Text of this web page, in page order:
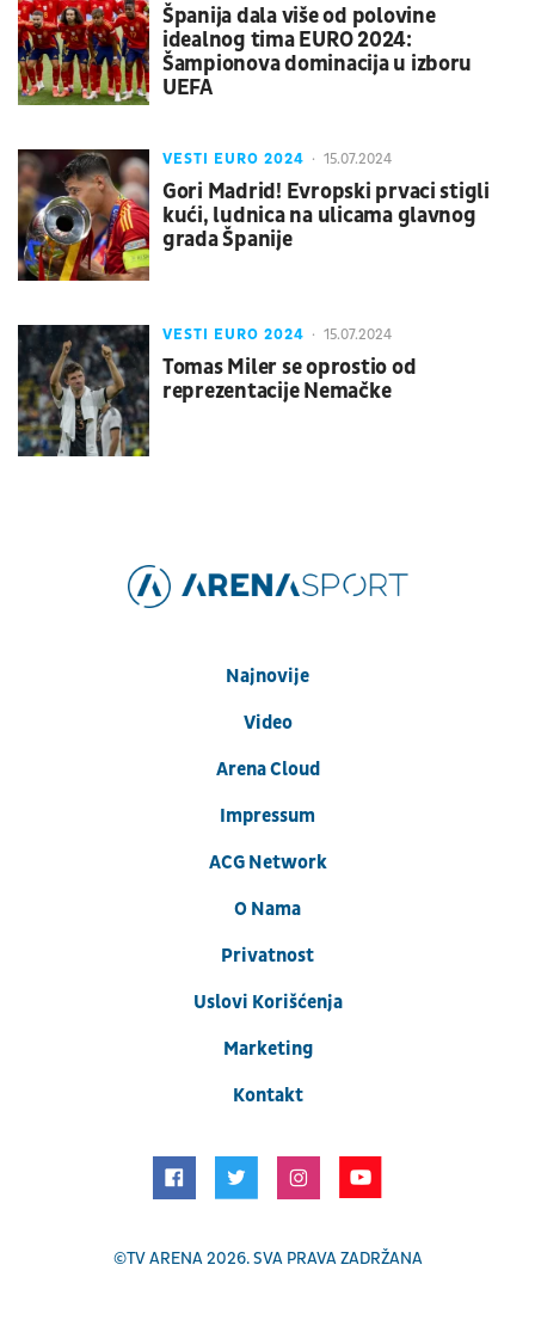
Španija dala više od polovine
idealnog tima EURO 2024:
Šampionova dominacija u izboru
UEFA
VESTI EURO 2024 15.07.2024
Gori Madrid! Evropski prvaci stigli
kući, ludnica na ulicama glavnog
grada Španije
VESTI EURO 2024 15.07.2024
Tomas Miler se oprostio od
reprezentacije Nemačke
Najnovije
Video
Arena Cloud
Impressum
ACG Network
O Nama
Privatnost
Uslovi Korišćenja
Marketing
Kontakt
©TV ARENA2026. SVA PRAVA ZADRŽANA